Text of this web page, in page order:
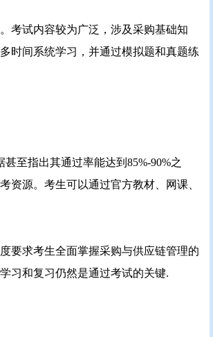
考试内容较为广泛，涉及采购基础知
时间系统学习，并通过模拟题和真题练
至指出其通过率能达到85%-90%之
资源。考生可以通过官方教材、网课、
要求考生全面掌握采购与供应链管理的
习和复习仍然是通过考试的关键.